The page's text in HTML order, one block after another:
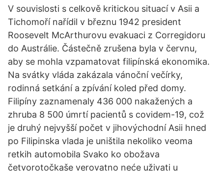
V souvislosti s celkově kritickou situací v Asii a
Tichomoří nařídil v březnu 1942 president
Roosevelt McArthurovu evakuaci z Corregidoru
do Austrálie. Částečně zrušena byla v červnu,
aby se mohla vzpamatovat filipínská ekonomika.
Na svátky vláda zakázala vánoční večírky,
rodinná setkání a zpívání koled před domy.
Filipíny zaznamenaly 436 000 nakažených a
zhruba 8 500 úmrtí pacientů s covidem-19, což
je druhý nejvyšší počet v jihovýchodní Asii hned
po Filipinska vlada je uništila nekoliko veoma
retkih automobila Svako ko obožava
četvorotočkaše verovatno neće uživati u